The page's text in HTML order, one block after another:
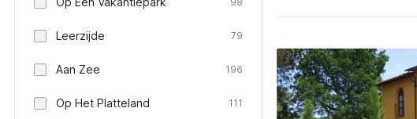
Leerzijde 79
Aan Zee 196
Op Het Platteland 111